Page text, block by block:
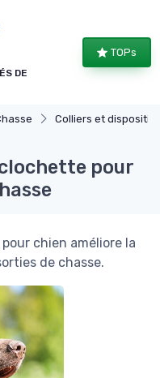
DE
TOPs
Colliers et dispositifs
pour
chien améliore la
de chasse.